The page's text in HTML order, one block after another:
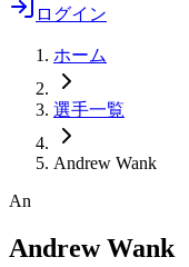
ログイン
ホーム
選手一覧
Andrew Wank
An
Andrew Wank